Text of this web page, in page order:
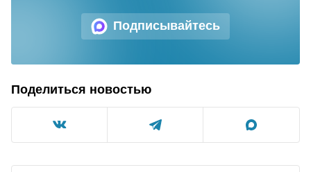
Подписывайтесь
Поделиться новостью